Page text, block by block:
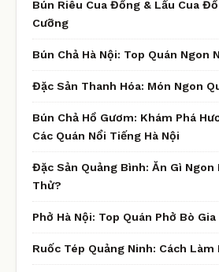
Bún Riêu Cua Đồng & Lẩu Cua
Cưỡng
Bún Chả Hà Nội: Top Quán Ngon
Đặc Sản Thanh Hóa: Món Ngon
Bún Chả Hồ Gươm: Khám Phá
Các Quán Nổi Tiếng Hà Nội
Đặc Sản Quảng Bình: Ăn Gì
Thử?
Phở Hà Nội: Top Quán Phở Bò
Ruốc Tép Quảng Ninh: Cách Làm